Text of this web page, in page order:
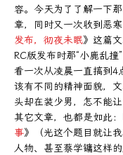
容。今天为了了解一下
章，同时又一次收到恶
发布，彻夜未眠》这篇
RC版发布时那“小鹿乱
看一次从凌晨一直搞到4
该有不同的精神面貌，
头却在装少男，怎不能
其它文章，也都是如此
事》（光这个题目就让
人物、甚至蔡学镛这样